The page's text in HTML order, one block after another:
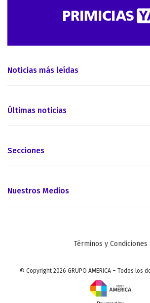
Noticias más leídas
Últimas noticias
Secciones
Nuestros Medios
Términos y Condiciones
© Copyright 2026 GRUPO AMERICA – Todos los